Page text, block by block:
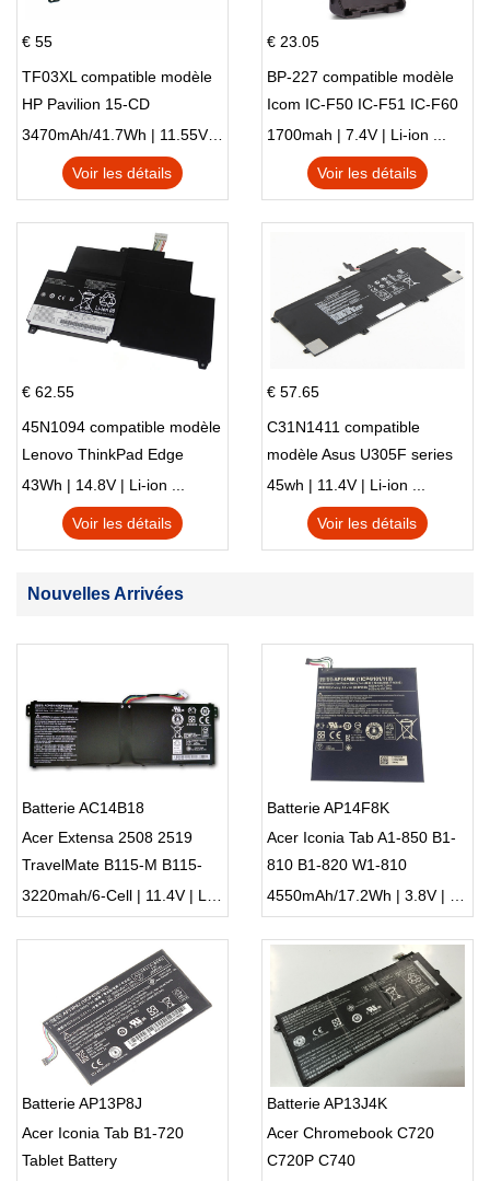
€ 55
TF03XL compatible modèle
HP Pavilion 15-CD
3470mAh/41.7Wh | 11.55V | Li-ion ...
Voir les détails
€ 23.05
BP-227 compatible modèle
Icom IC-F50 IC-F51 IC-F60
IC-F61 IC-M87
1700mah | 7.4V | Li-ion ...
Voir les détails
€ 62.55
45N1094 compatible modèle
Lenovo ThinkPad Edge
S230u Twist
43Wh | 14.8V | Li-ion ...
Voir les détails
€ 57.65
C31N1411 compatible
modèle Asus U305F series
45wh | 11.4V | Li-ion ...
Voir les détails
Nouvelles Arrivées
Batterie AC14B18
Acer Extensa 2508 2519
TravelMate B115-M B115-
MP
3220mah/6-Cell | 11.4V | Li-ion ...
Batterie AP14F8K
Acer Iconia Tab A1-850 B1-
810 B1-820 W1-810
4550mAh/17.2Wh | 3.8V | Li-ion ...
Batterie AP13P8J
Acer Iconia Tab B1-720
Tablet Battery
Batterie AP13J4K
Acer Chromebook C720
C720P C740